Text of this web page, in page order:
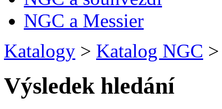
NGC a Messier
Katalogy > Katalog NGC >
Výsledek hledání